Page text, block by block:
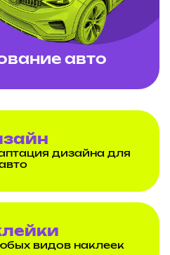
авто
дизайна для
видов наклеек